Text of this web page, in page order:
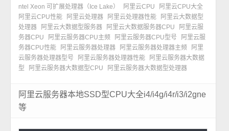
ntel Xeon 可扩展处理器（Ice Lake）
阿里云CPU
阿里云CPU大全
阿里云CPU性能
阿里云处理器 阿里云处理器性能
阿里云大数据型
处理器
阿里云大数据型服务器 阿里云大数据服务器CPU
阿里云服
务器CPU
阿里云服务器CPU主频 阿里云服务器CPU型号
阿里云服
务器CPU性能
阿里云服务器处理器 阿里云服务器处理器主频
阿里
云服务器处理器型号
阿里云服务器处理器性能
阿里云服务器大数据
型
阿里云服务器大数据型CPU 阿里云服务器大数据型处理器
阿里云服务器本地SSD型CPU大全i4/i4g/i4r/i3/i2gne
等